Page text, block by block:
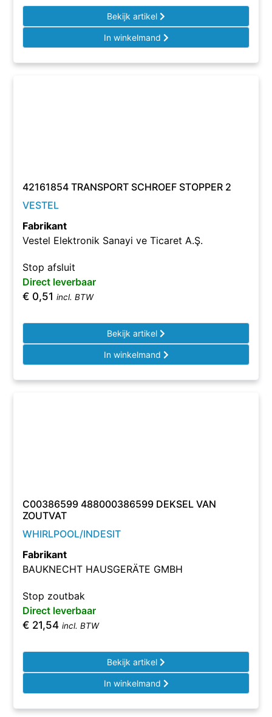
Bekijk artikel
In winkelmand
42161854 TRANSPORT SCHROEF STOPPER 2
VESTEL
Fabrikant
Vestel Elektronik Sanayi ve Ticaret A.Ş.
Stop afsluit
Direct leverbaar
€ 0,51 incl. BTW
Bekijk artikel
In winkelmand
C00386599 488000386599 DEKSEL VAN
ZOUTVAT
WHIRLPOOL/INDESIT
Fabrikant
BAUKNECHT HAUSGERÄTE GMBH
Stop zoutbak
Direct leverbaar
€ 21,54 incl. BTW
Bekijk artikel
In winkelmand